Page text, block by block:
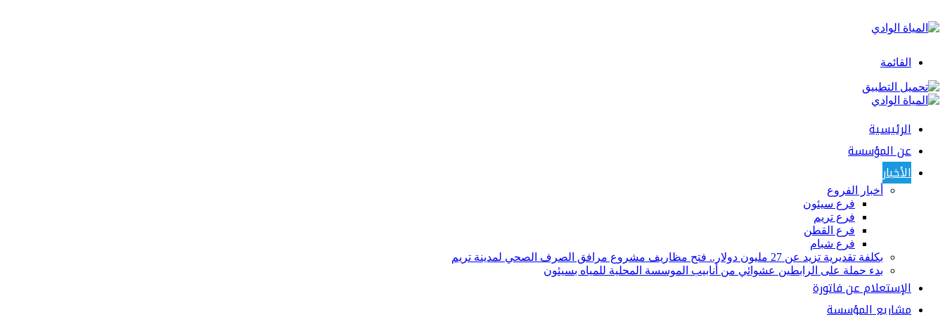
القائمة
الرئيسية
عن المؤسسة
الأخبار
أخبار الفروع
فرع سيئون
فرع تريم
فرع القطن
فرع شبام
بكلفة تقديرية تزيد عن 27 مليون دولار.. فتح مظاريف مشروع مرافق الصرف الصحي لمدينة تريم
بدء حملة على الرابطين عشوائي من أنابيب الموسسة المحلية للمياه بسيئون
الإستعلام عن فاتورة
مشاريع المؤسسة